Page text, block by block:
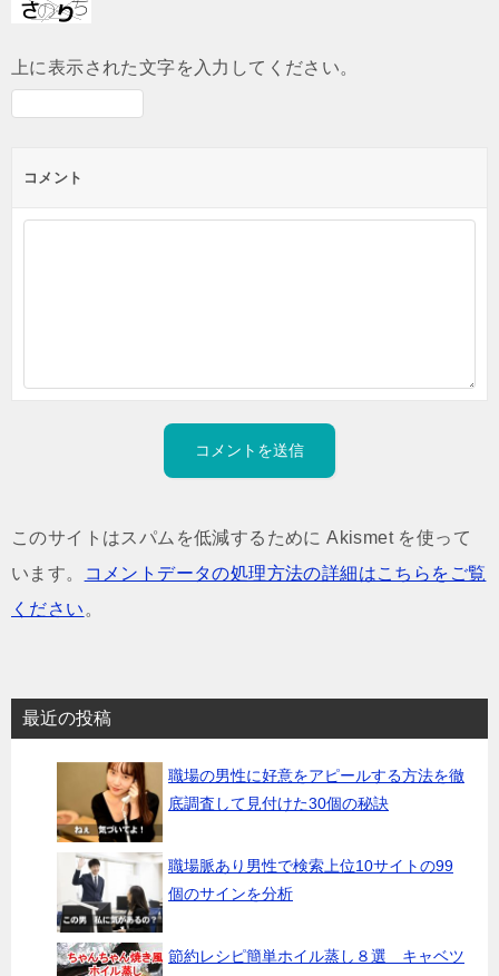
上に表示された文字を入力してください。
コメント
このサイトはスパムを低減するために Akismet を使って
います。
コメントデータの処理方法の詳細はこちらをご覧
ください 。
最近の投稿
職場の男性に好意をアピールする方法を徹
底調査して見付けた30個の秘訣
職場脈あり男性で検索上位10サイトの99
個のサインを分析
節約レシピ簡単ホイル蒸し８選 キャベツ